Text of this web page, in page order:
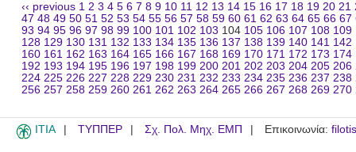
‹‹ previous 1 2 3 4 5 6 7 8 9 10 11 12 13 14 15 16 17 18 19 20 21
47 48 49 50 51 52 53 54 55 56 57 58 59 60 61 62 63 64 65 66 67
93 94 95 96 97 98 99 100 101 102 103 104 105 106 107 108 109
128 129 130 131 132 133 134 135 136 137 138 139 140 141 142
160 161 162 163 164 165 166 167 168 169 170 171 172 173 174
192 193 194 195 196 197 198 199 200 201 202 203 204 205 206
224 225 226 227 228 229 230 231 232 233 234 235 236 237 238
256 257 258 259 260 261 262 263 264 265 266 267 268 269 270
ITIA ΤΥΠΠΕΡ Σχ. Πολ. Μηχ. ΕΜΠ Επικοινωνία: